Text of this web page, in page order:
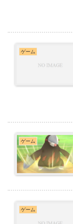
ゲーム
ゲーム
ゲーム